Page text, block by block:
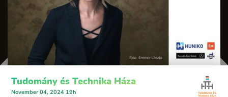
Tudomány és Technika Háza
November 04, 2024 19h